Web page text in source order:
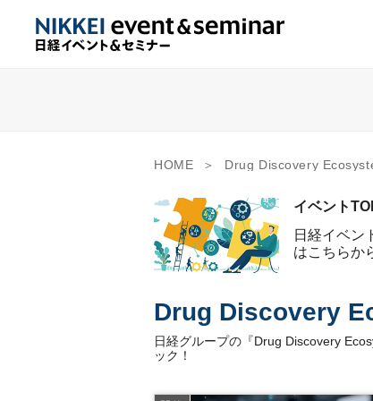
HOME Drug Discovery
イベント
日経イベン
はこちらか
Drug Discovery
日経グループの『Drug Discovery
ック！